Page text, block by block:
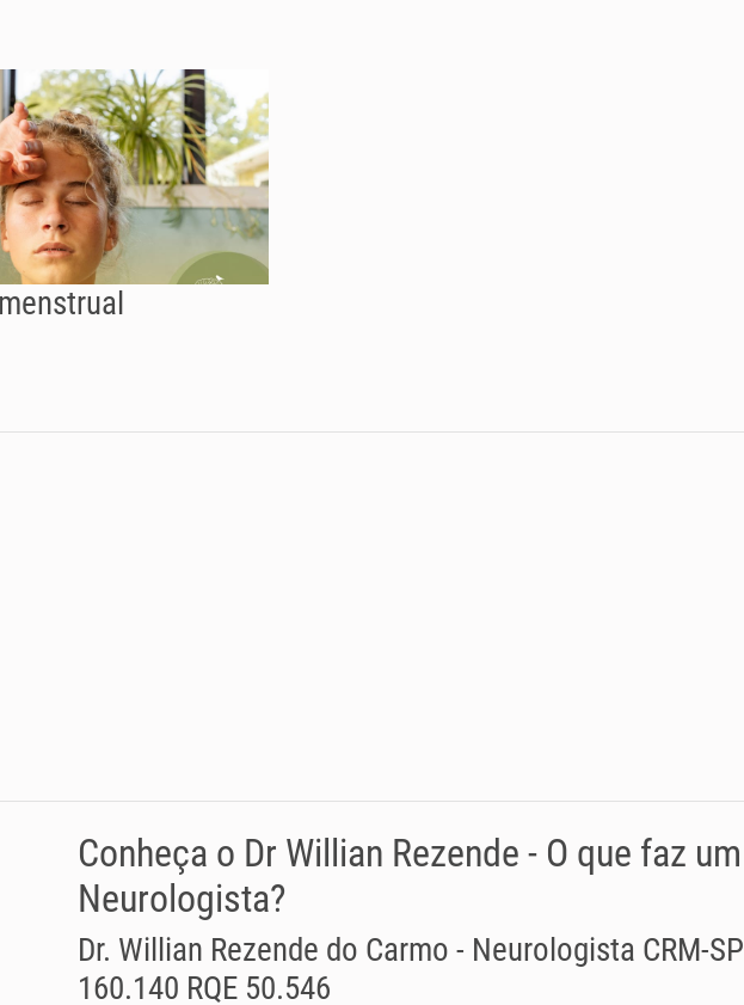
Conheça o Dr Willian Rezende - O que faz um
Neurologista?
Dr. Willian Rezende do Carmo - Neurologista CRM-SP
160.140 RQE 50.546